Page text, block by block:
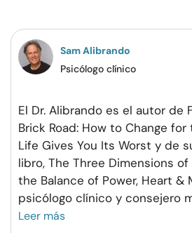
Sam Alibrando
Psicólogo clínico
El Dr. Alibrando es el autor de
Brick Road: How to Change
Life Gives You Its Worst y de
libro, The Three Dimensions of
the Balance of Power, Heart &
psicólogo clínico y consejero
Leer más